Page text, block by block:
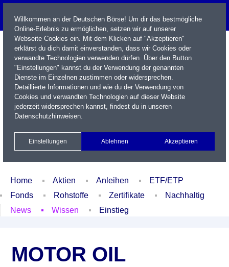
Name / WKN / ISIN / Kürzel
Xetra Realtime
Watchlist Portfolio Login
Home Aktien Anleihen
ETF/ETP
Fonds
Rohstoffe Zertifikate
Nachhaltig
News
Wissen Einstieg
MOTOR OIL
Willkommen an der Deutschen Börse! Um dir das bestmögliche
Online-Erlebnis zu ermöglichen, setzen wir auf unserer
Webseite Cookies ein. Mit dem Klicken auf "Akzeptieren"
erklärst du dich damit einverstanden, dass wir Cookies oder
verwandte Technologien verwenden dürfen. Über den Button
"Einstellungen" kannst du der Verwendung der genannten
Dienste im Einzelnen zustimmen oder widersprechen.
Detaillierte Informationen und wie du der Verwendung von
Cookies und verwandten Technologien auf dieser Website
jederzeit widersprechen kannst, findest du in unseren
Datenschutzhinweisen.
Einstellungen Ablehnen Akzeptieren